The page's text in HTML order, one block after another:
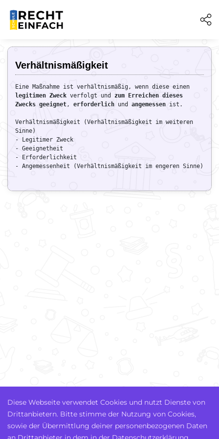
Verhältnismäßigkeit
legitimen Zweck verfolgt und zum Erreichen dieses
Zwecks geeignet, erforderlich und angemessen ist.
Verhältnismäßigkeit (Verhältnismäßigkeit im weiteren
Sinne)
- Legitimer Zweck
- Geeignetheit
- Erforderlichkeit
- Angemessenheit (Verhältnismäßigkeit im engeren Sinne)
Diese Webseite verwendet Cookies und nutzt Dienste von
Drittanbietern. Bitte stimme der Nutzung von Cookies,
sowie der Übermittlung deiner personenbezogenen Daten